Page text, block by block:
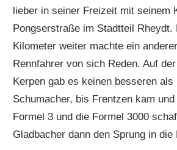
lieber in seiner Freizeit mit seinem
Pongserstraße im Stadtteil Rheydt.
Kilometer weiter machte ein
Rennfahrer von sich Reden. Auf
Kerpen gab es keinen besseren als
Schumacher, bis Frentzen kam
Formel 3 und die Formel 3000
Gladbacher dann den Sprung in die